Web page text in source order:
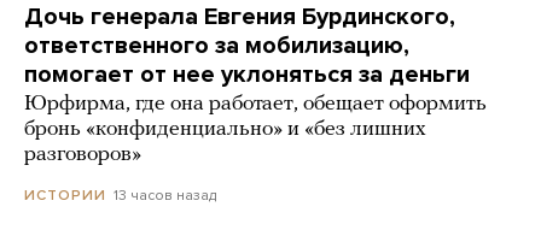
Дочь генерала Евгения Бурдинского,
ответственного за мобилизацию,
помогает от нее уклоняться за деньги
Юрфирма, где она работает, обещает оформить
бронь «конфиденциально» и «без лишних
разговоров»
ИСТОРИИ 13 часов назад